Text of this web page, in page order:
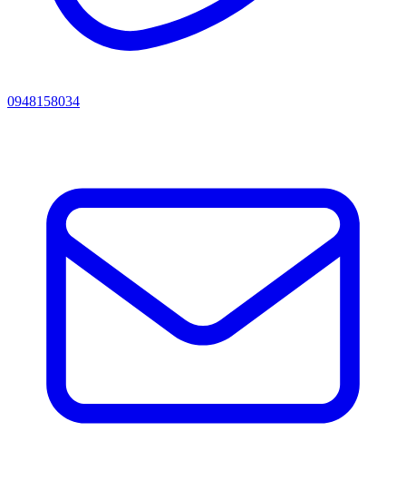
0948158034